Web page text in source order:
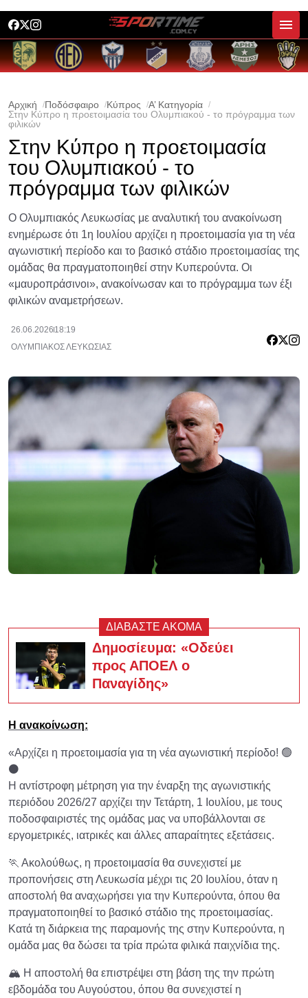
Αρχική Ποδόσφαιρο Κύπρος
Α’ Κατηγορία
Στην Κύπρο η προετοιμασία του Ολυμπιακού - το πρόγραμμα των
φιλικών
Στην Κύπρο η προετοιμασία
του Ολυμπιακού - το
πρόγραμμα των φιλικών
Ο Ολυμπιακός Λευκωσίας με αναλυτική του ανακοίνωση
ενημέρωσε ότι 1η Ιουλίου αρχίζει η προετοιμασία για τη νέα
αγωνιστική περίοδο και το βασικό στάδιο προετοιμασίας της
ομάδας θα πραγματοποιηθεί στην Κυπερούντα. Οι
«μαυροπράσινοι», ανακοίνωσαν και το πρόγραμμα των έξι
φιλικών αναμετρήσεων.
26.06.2026 18:19
ΟΛΥΜΠΙΑΚΟΣ ΛΕΥΚΩΣΙΑΣ
ΔΙΑΒΑΣΤΕ ΑΚΟΜΑ
Δημοσίευμα: «Οδεύει
προς ΑΠΟΕΛ ο
Παναγίδης»
Η ανακοίνωση:
«Αρχίζει η προετοιμασία για τη νέα αγωνιστική περίοδο! 🟢
⚫
Η αντίστροφη μέτρηση για την έναρξη της αγωνιστικής
περιόδου 2026/27 αρχίζει την Τετάρτη, 1 Ιουλίου, με τους
ποδοσφαιριστές της ομάδας μας να υποβάλλονται σε
εργομετρικές, ιατρικές και άλλες απαραίτητες εξετάσεις.
🏃 Ακολούθως, η προετοιμασία θα συνεχιστεί με
προπονήσεις στη Λευκωσία μέχρι τις 20 Ιουλίου, όταν η
αποστολή θα αναχωρήσει για την Κυπερούντα, όπου θα
πραγματοποιηθεί το βασικό στάδιο της προετοιμασίας.
Κατά τη διάρκεια της παραμονής της στην Κυπερούντα, η
ομάδα μας θα δώσει τα τρία πρώτα φιλικά παιχνίδια της.
🏔️ Η αποστολή θα επιστρέψει στη βάση της την πρώτη
εβδομάδα του Αυγούστου, όπου θα συνεχιστεί η